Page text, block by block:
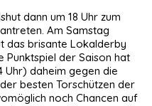
dann um 18 Uhr zum
Am Samstag
das brisante Lokalderby
Punktspiel der Saison hat
Uhr) daheim gegen die
besten Torschützen der
noch Chancen auf